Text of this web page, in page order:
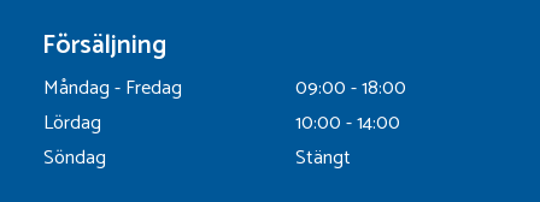
Försäljning
Måndag - Fredag
09:00 - 18:00
Lördag
10:00 - 14:00
Söndag
Stängt